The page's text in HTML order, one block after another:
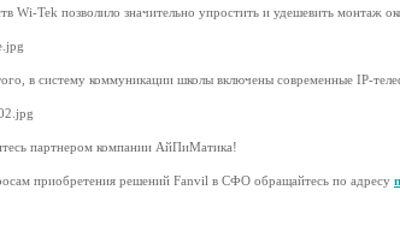
Wi-Tek позволило значительно упростить и удешевить монтаж
в систему коммуникации школы включены современные IP-
партнером компании АйПиМатика!
приобретения решений Fanvil в СФО обращайтесь по адресу